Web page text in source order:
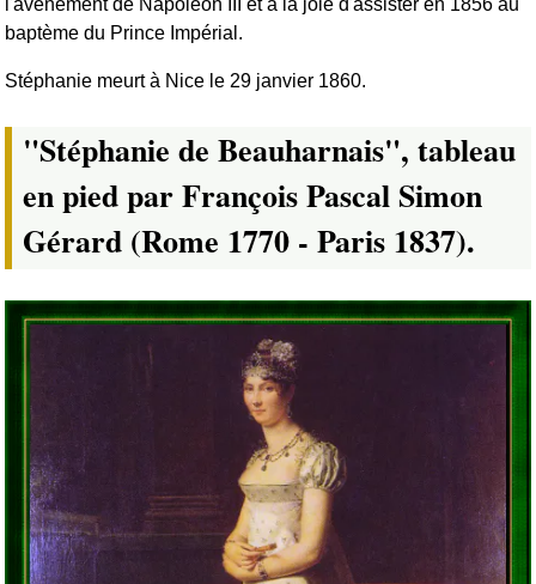
l'avénement de Napoléon III et a la joie d'assister en 1856 au
baptème du Prince Impérial.
Stéphanie meurt à Nice le 29 janvier 1860.
"Stéphanie de Beauharnais", tableau
en pied par François Pascal Simon
Gérard (Rome 1770 - Paris 1837).